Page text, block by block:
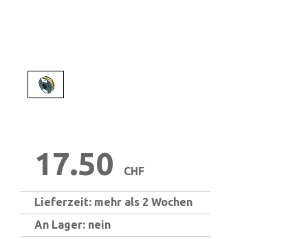
17.50 CHF
Lieferzeit: mehr als 2 Wochen
An Lager: nein